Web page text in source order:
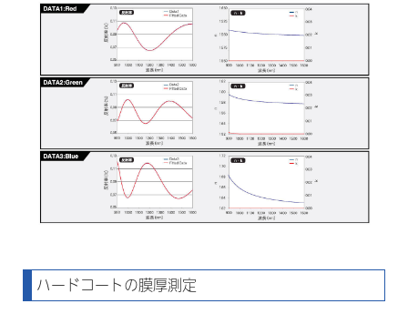
ハードコートの膜厚測定